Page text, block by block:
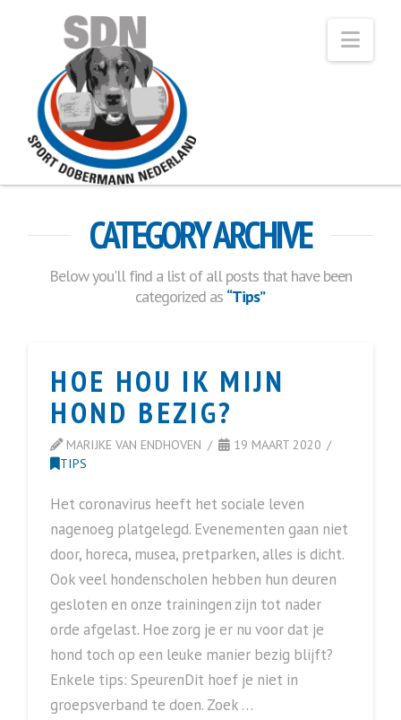
CATEGORY ARCHIVE
Below you'll find a list of all posts that have been
categorized as “Tips”
HOE HOU IK MIJN
HOND BEZIG?
MARIJKE VAN ENDHOVEN
19 MAART 2020
TIPS
Het coronavirus heeft het sociale leven
nagenoeg platgelegd. Evenementen gaan niet
door, horeca, musea, pretparken, alles is dicht.
Ook veel hondenscholen hebben hun deuren
gesloten en onze trainingen zijn tot nader
orde afgelast. Hoe zorg je er nu voor dat je
hond toch op een leuke manier bezig blijft?
Enkele tips: SpeurenDit hoef je niet in
groepsverband te doen. Zoek …